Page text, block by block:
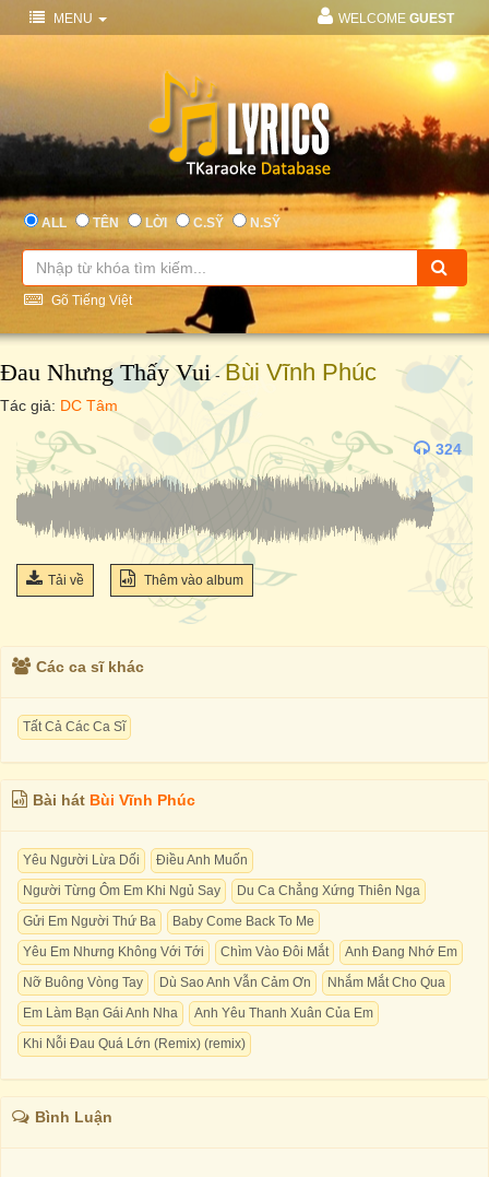
MENU WELCOME GUEST
ALL TÊN LỜI C.SỸ N.SỸ
Gõ Tiếng Việt
Đau Nhưng Thấy Vui-Bùi Vĩnh Phúc
Tác giả: DC Tâm
324
Tải về Thêm vào album
Các ca sĩ khác
Tất Cả Các Ca Sĩ
Bài hát Bùi Vĩnh Phúc
Yêu Người Lừa Dối
Điều Anh Muốn
Người Từng Ôm Em Khi Ngủ Say
Du Ca Chẳng Xứng Thiên Nga
Gửi Em Người Thứ Ba
Baby Come Back To Me
Yêu Em Nhưng Không Với Tới
Chìm Vào Đôi Mắt
Anh Đang Nhớ Em
Nỡ Buông Vòng Tay
Dù Sao Anh Vẫn Cảm Ơn
Nhắm Mắt Cho Qua
Em Làm Bạn Gái Anh Nha
Anh Yêu Thanh Xuân Của Em
Khi Nỗi Đau Quá Lớn (Remix) (remix)
Bình Luận